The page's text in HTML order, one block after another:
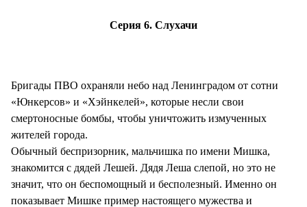
Серия 6. Слухачи
Бригады ПВО охраняли небо над Ленинградом от сотни
«Юнкерсов» и «Хэйнкелей», которые несли свои
смертоносные бомбы, чтобы уничтожить измученных
жителей города.
Обычный беспризорник, мальчишка по имени Мишка,
знакомится с дядей Лешей. Дядя Леша слепой, но это не
значит, что он беспомощный и бесполезный. Именно он
показывает Мишке пример настоящего мужества и